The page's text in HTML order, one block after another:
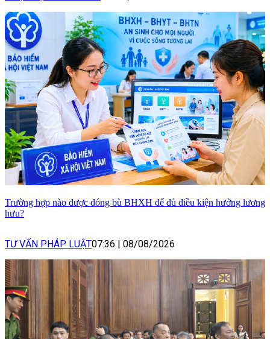
Trường hợp nào được đóng bù BHXH để đủ điều kiện hưởng lương
hưu?
TƯ VẤN PHÁP LUẬT07:36 08/08/2026